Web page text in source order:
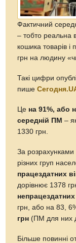
Фактичний
– тобто реальна
кошика товарів і
грн на людину
Такі цифри
пише
Це на 91%, або
середній ПМ –
1330 грн.
За розрахунками
різних груп
працездатних
дорівнює 1378
грн, або на 83,
грн (ПМ для них
Більше повинні